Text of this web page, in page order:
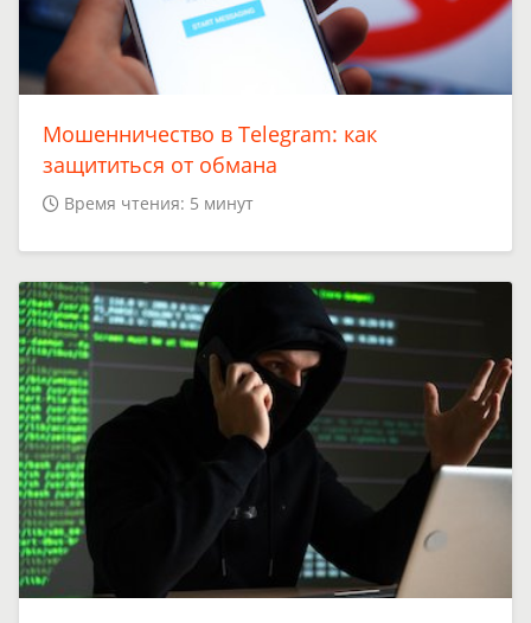
Мошенничество в Telegram: как
защититься от обмана
Время чтения: 5 минут